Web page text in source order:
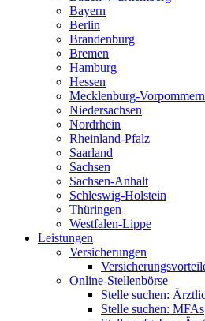
Bayern
Berlin
Brandenburg
Bremen
Hamburg
Hessen
Mecklenburg-Vorpommern
Niedersachsen
Nordrhein
Rheinland-Pfalz
Saarland
Sachsen
Sachsen-Anhalt
Schleswig-Holstein
Thüringen
Westfalen-Lippe
Leistungen
Versicherungen
Online-Stellenbörse
Stelle suchen:
Stelle suchen: MFAs